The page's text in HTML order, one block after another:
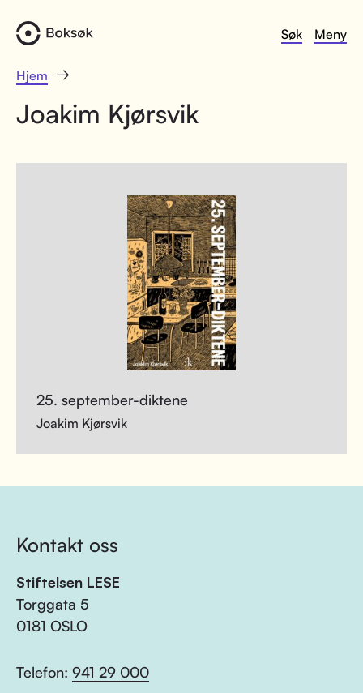
Søk Meny
Hjem
Joakim Kjørsvik
25. september-diktene
Joakim Kjørsvik
Kontakt oss
Stiftelsen LESE
Torggata 5
0181 OSLO
Telefon: 941 29 000